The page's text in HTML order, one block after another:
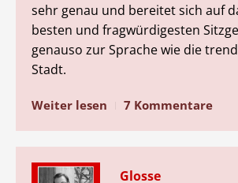
sehr genau und bereitet sich auf
besten und fragwürdigesten
genauso zur Sprache wie die
Stadt.
Weiter lesen 7 Kommentare
Glosse